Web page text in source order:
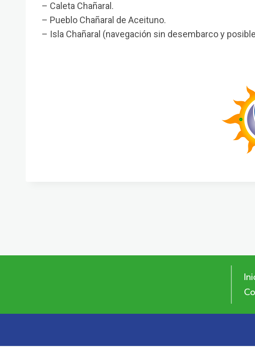
– Caleta Chañaral.
– Pueblo Chañaral de Aceituno.
– Isla Chañaral (navegación sin desembarco y